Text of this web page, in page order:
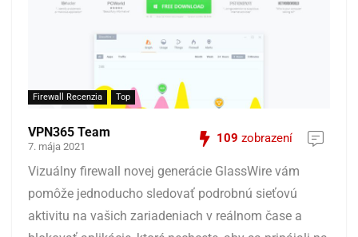
Firewall Recenzia Top
VPN365 Team
7. mája 2021
109 zobrazení
Vizuálny firewall novej generácie GlassWire vám
pomôže jednoducho sledovať podrobnú sieťovú
aktivitu na vašich zariadeniach v reálnom čase a